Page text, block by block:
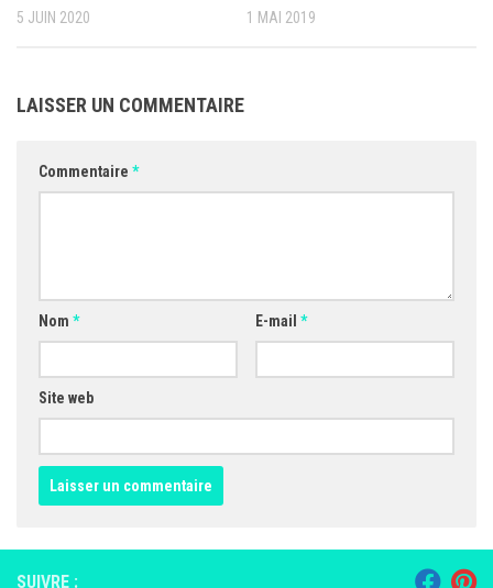
5 JUIN 2020 1 MAI 2019
LAISSER UN COMMENTAIRE
Commentaire *
Nom * E-mail *
Site web
SUIVRE :